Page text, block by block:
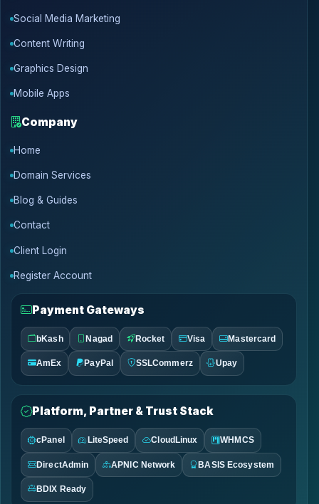
Social Media Marketing
Content Writing
Graphics Design
Mobile Apps
Company
Home
Domain Services
Blog & Guides
Contact
Client Login
Register Account
Payment Gateways
bKash Nagad Rocket Visa Mastercard
AmEx PayPal SSLCommerz Upay
Platform, Partner & Trust Stack
cPanel LiteSpeed CloudLinux WHMCS
DirectAdmin APNIC Network BASIS Ecosystem
BDIX Ready